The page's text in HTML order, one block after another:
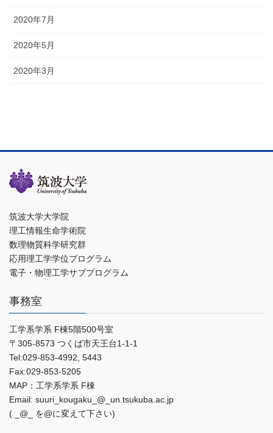
2020年7月
2020年5月
2020年3月
筑波大学大学院
理工情報生命学術院
数理物質科学研究群
応用理工学学位プログラム
電子・物理工学サブプログラム
事務室
工学系学系 F棟5階500号室
〒305-8573 つくば市天王台1-1-1
Tel:029-853-4992, 5443
Fax:029-853-5205
MAP：工学系学系 F棟
Email: suuri_kougaku_@_un.tsukuba.ac.jp
( _@_ を@に変えて下さい)